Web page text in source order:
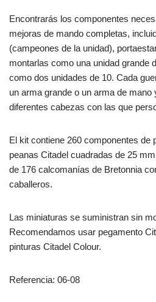
Encontrarás los componentes
mejoras de mando completas,
(campeones de la unidad),
montarlas como una unidad grande
como dos unidades de 10. Cada
un arma grande o un arma de
diferentes cabezas con las que
El kit contiene 260 componentes de
peanas Citadel cuadradas de 25
de 176 calcomanías de Bretonnia
caballeros.
Las miniaturas se suministran sin
Recomendamos usar pegamento
pinturas Citadel Colour.
Referencia: 06-08